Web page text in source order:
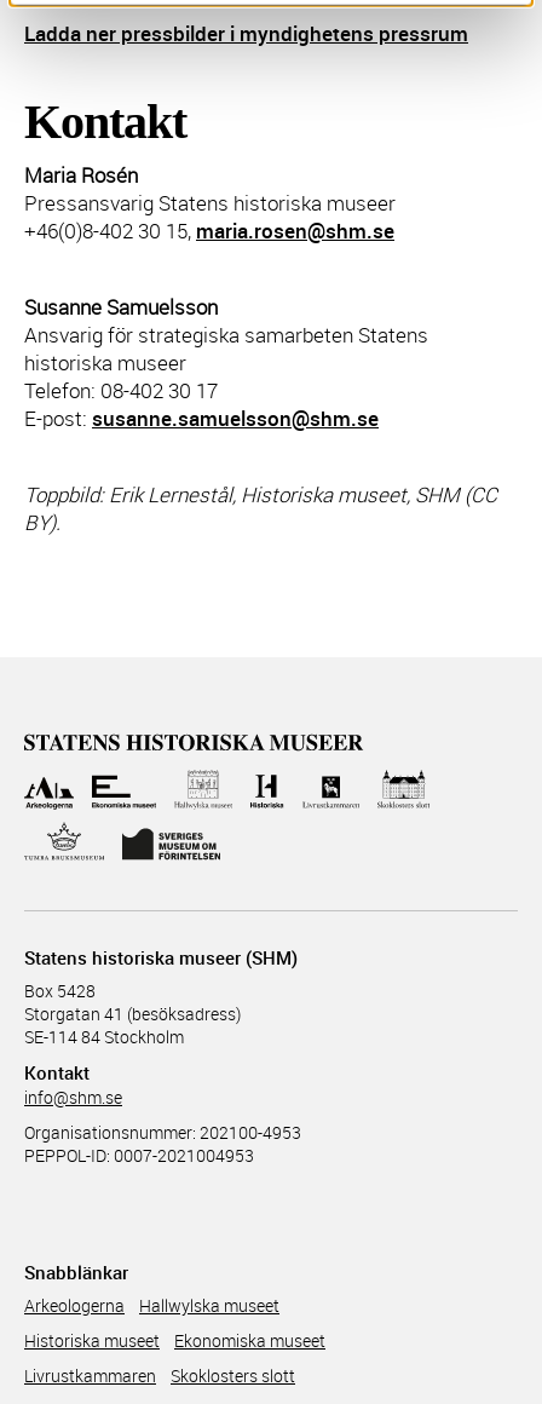
Ladda ner pressbilder i myndighetens pressrum
Kontakt
Maria Rosén
Pressansvarig Statens historiska museer
+46(0)8-402 30 15, maria.rosen@shm.se
Susanne Samuelsson
Ansvarig för strategiska samarbeten Statens
historiska museer
Telefon: 08-402 30 17
E-post: susanne.samuelsson@shm.se
Toppbild: Erik Lernestål, Historiska museet, SHM (CC
BY).
Statens historiska museer (SHM)
Box 5428
Storgatan 41 (besöksadress)
SE-114 84 Stockholm
Kontakt
info@shm.se
Organisationsnummer: 202100-4953
PEPPOL-ID: 0007-2021004953
Snabblänkar
Arkeologerna
Hallwylska museet
Historiska museet
Ekonomiska museet
Livrustkammaren
Skoklosters slott